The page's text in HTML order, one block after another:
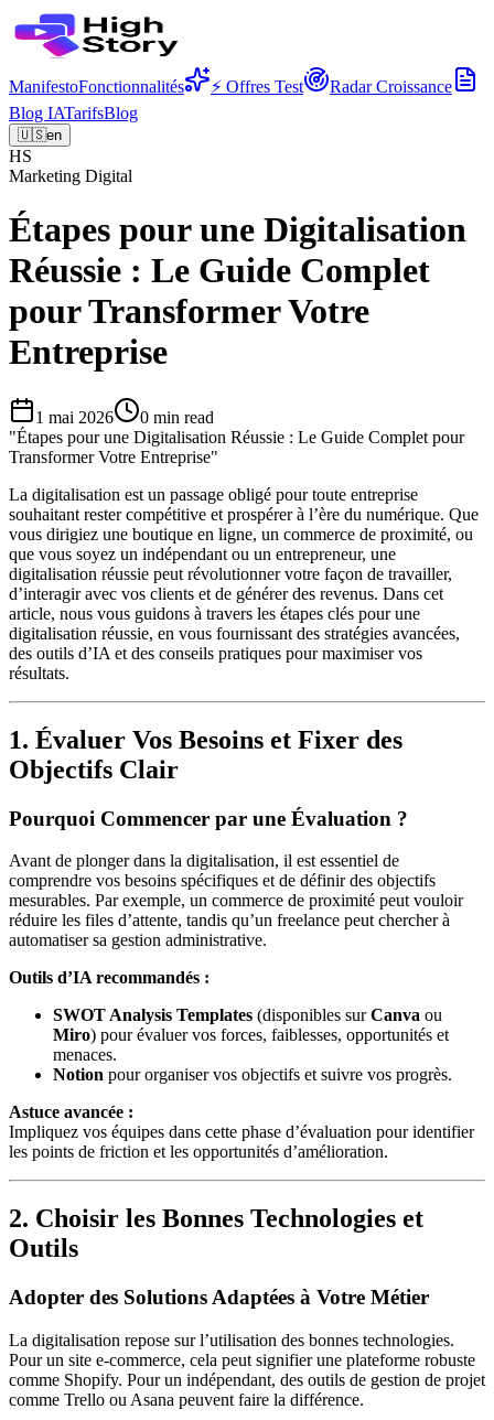
ManifestoFonctionnalités ⚡ Offres Test
Radar Croissance
Blog IATarifsBlog
🇺🇸en
HS
Marketing Digital
Étapes pour une Digitalisation
Réussie : Le Guide Complet
pour Transformer Votre
Entreprise
1 mai 2026 0 min read
"Étapes pour une Digitalisation Réussie : Le Guide Complet pour
Transformer Votre Entreprise"
La digitalisation est un passage obligé pour toute entreprise
souhaitant rester compétitive et prospérer à l’ère du numérique. Que
vous dirigiez une boutique en ligne, un commerce de proximité, ou
que vous soyez un indépendant ou un entrepreneur, une
digitalisation réussie peut révolutionner votre façon de travailler,
d’interagir avec vos clients et de générer des revenus. Dans cet
article, nous vous guidons à travers les étapes clés pour une
digitalisation réussie, en vous fournissant des stratégies avancées,
des outils d’IA et des conseils pratiques pour maximiser vos
résultats.
1. Évaluer Vos Besoins et Fixer des
Objectifs Clair
Pourquoi Commencer par une Évaluation ?
Avant de plonger dans la digitalisation, il est essentiel de
comprendre vos besoins spécifiques et de définir des objectifs
mesurables. Par exemple, un commerce de proximité peut vouloir
réduire les files d’attente, tandis qu’un freelance peut chercher à
automatiser sa gestion administrative.
Outils d’IA recommandés :
SWOT Analysis Templates (disponibles surCanva ou
Miro) pour évaluer vos forces, faiblesses, opportunités et
menaces.
Notion pour organiser vos objectifs et suivre vos progrès.
Astuce avancée :
Impliquez vos équipes dans cette phase d’évaluation pour identifier
les points de friction et les opportunités d’amélioration.
2. Choisir les Bonnes Technologies et
Outils
Adopter des Solutions Adaptées à Votre Métier
La digitalisation repose sur l’utilisation des bonnes technologies.
Pour un site e-commerce, cela peut signifier une plateforme robuste
comme Shopify. Pour un indépendant, des outils de gestion de projet
comme Trello ou Asana peuvent faire la différence.